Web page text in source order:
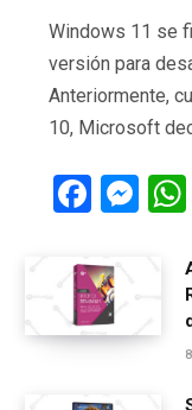
Windows 11 se
versión para
Anteriormente,
10, Microsoft
F
ce
b
o
M
g